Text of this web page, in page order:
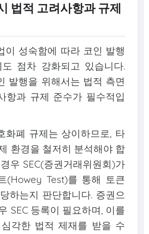
법적 고려사항과 규제
이 성숙함에 따라 코인 발행
점차 강화되고 있습니다.
발행을 위해서는 법적 측면
항과 규제 준수가 필수적입
화폐 규제는 상이하므로, 타
환경을 철저히 분석해야 합
우 SEC(증권거래위원회)가
(Howey Test)를 통해 토큰
하는지 판단합니다. 증권으
SEC 등록이 필요하며, 이를
각한 법적 제재를 받을 수